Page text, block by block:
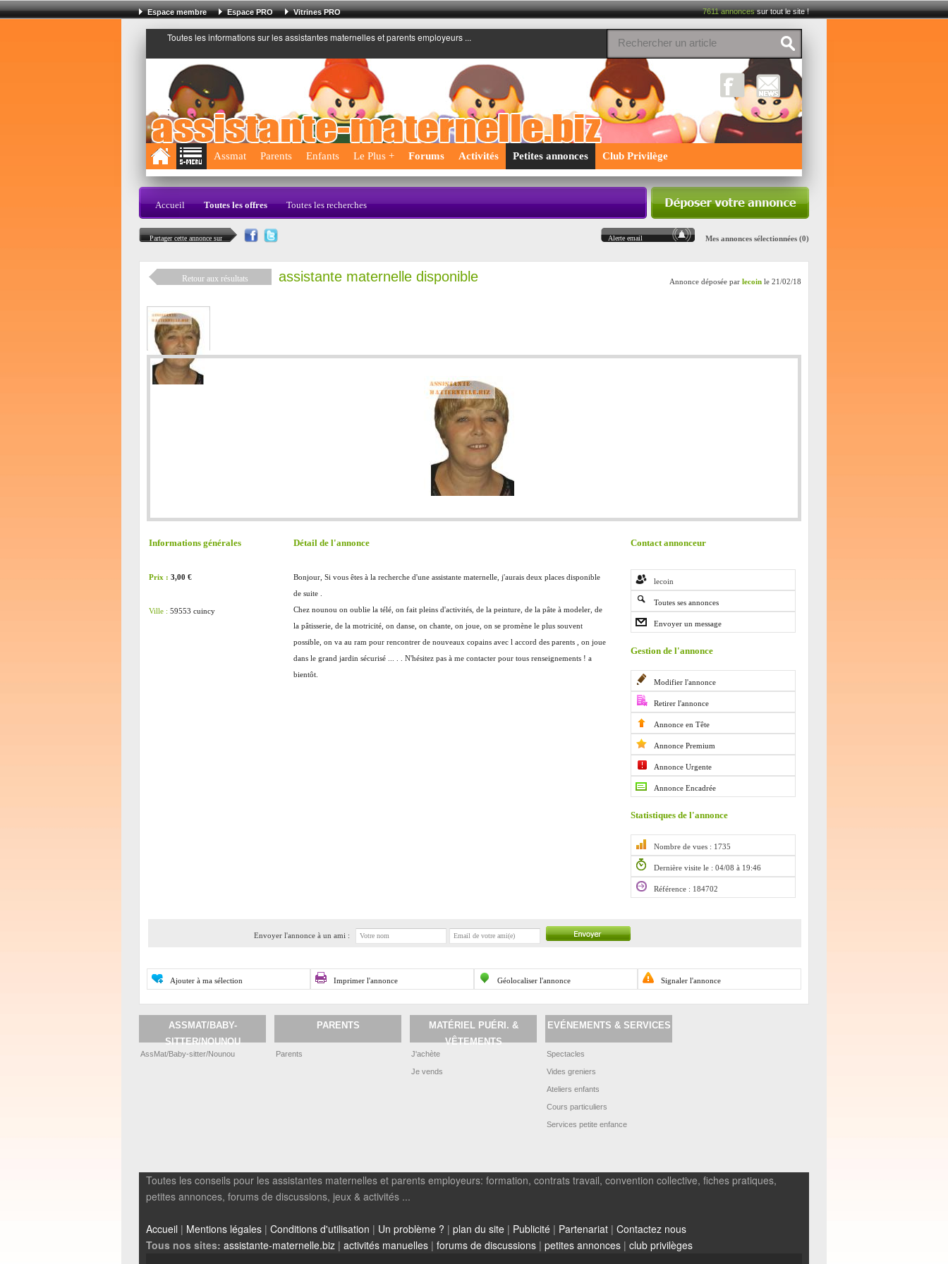
Espace membre Espace PRO Vitrines PRO 7611 annoncessur tout le site !
Toutes les informations sur les assistantes maternelles et parents employeurs ...
;
Assmat Parents Enfants Le Plus + Forums Activités Petites annonces Club Privilège
Accueil Toutes les offres Toutes les recherches
Partager cette annonce sur Alerte email Mes annonces sélectionnées (0)
Retour aux résultats assistante maternelle disponible Annonce déposée par lecoin le 21/02/18
Informations générales
Prix : 3,00 €
Ville : 59553 cuincy
Détail de l'annonce
Bonjour, Si vous êtes à la recherche d'une assistante maternelle, j'aurais deux places disponible
de suite .
Chez nounou on oublie la télé, on fait pleins d'activités, de la peinture, de la pâte à modeler, de
la pâtisserie, de la motricité, on danse, on chante, on joue, on se promène le plus souvent
possible, on va au ram pour rencontrer de nouveaux copains avec l accord des parents , on joue
dans le grand jardin sécurisé ... . . N'hésitez pas à me contacter pour tous renseignements ! a
bientôt.
Contact annonceur
lecoin
Toutes ses annonces
Envoyer un message
Gestion de l'annonce
Modifier l'annonce
Retirer l'annonce
Annonce en Tête
Annonce Premium
Annonce Urgente
Annonce Encadrée
Statistiques de l'annonce
Nombre de vues : 1735
Dernière visite le : 04/08 à 19:46
Référence : 184702
Envoyer l'annonce à un ami :
Ajouter à ma sélection Imprimer l'annonce Géolocaliser l'annonce Signaler l'annonce
ASSMAT/BABY-
SITTER/NOUNOU
AssMat/Baby-sitter/Nounou
PARENTS
Parents
MATÉRIEL PUÉRI. &
VÊTEMENTS
J'achète
Je vends
EVÉNEMENTS & SERVICES
Spectacles
Vides greniers
Ateliers enfants
Cours particuliers
Services petite enfance
Toutes les conseils pour les assistantes maternelles et parents employeurs: formation, contrats travail, convention collective, fiches pratiques,
petites annonces, forums de discussions, jeux & activités ...
Accueil | Mentions légales | Conditions d'utilisation | Un problème ? | plan du site | Publicité | Partenariat | Contactez nous
Tous nos sites: assistante-maternelle.biz | activités manuelles | forums de discussions | petites annonces | club privilèges